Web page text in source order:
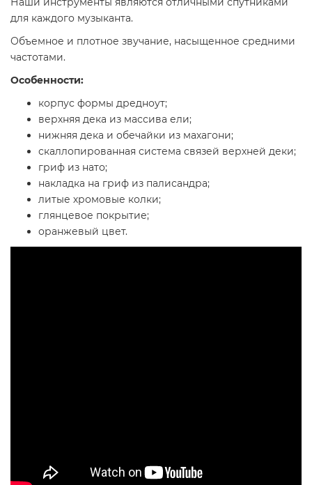
для каждого музыканта.
Объемное и плотное звучание, насыщенное средними
частотами.
Особенности:
корпус формы дредноут;
верхняя дека из массива ели;
нижняя дека и обечайки из махагони;
скаллопированная система связей верхней деки;
гриф из нато;
накладка на гриф из палисандра;
литые хромовые колки;
глянцевое покрытие;
оранжевый цвет.